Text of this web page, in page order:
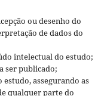
ou desenho do
de dados do
intelectual do estudo;
ser publicado;
assegurando as
qualquer parte do